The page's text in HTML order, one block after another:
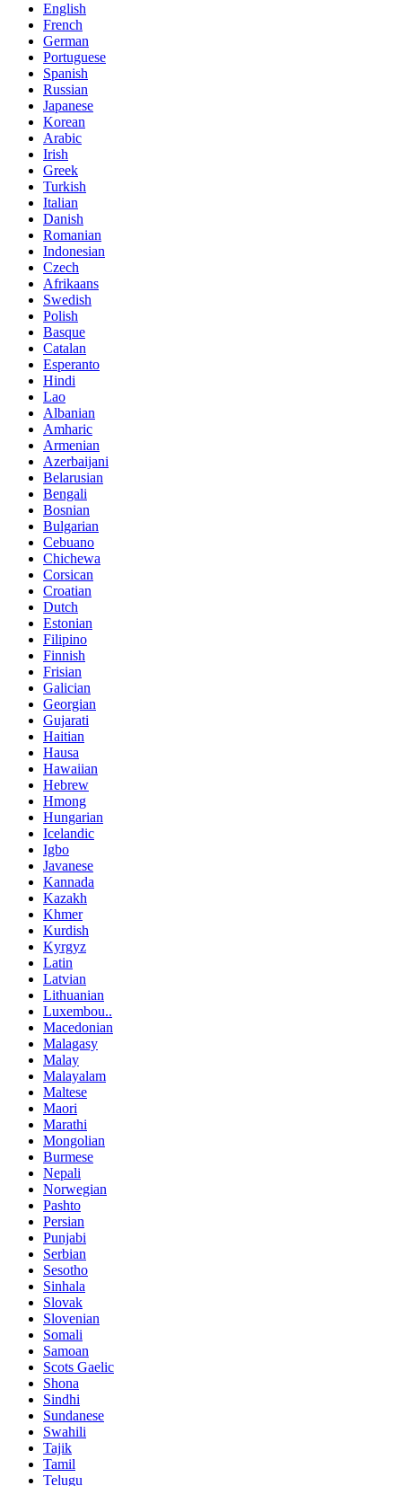
English
French
German
Portuguese
Spanish
Russian
Japanese
Korean
Arabic
Irish
Greek
Turkish
Italian
Danish
Romanian
Indonesian
Czech
Afrikaans
Swedish
Polish
Basque
Catalan
Esperanto
Hindi
Lao
Albanian
Amharic
Armenian
Azerbaijani
Belarusian
Bengali
Bosnian
Bulgarian
Cebuano
Chichewa
Corsican
Croatian
Dutch
Estonian
Filipino
Finnish
Frisian
Galician
Georgian
Gujarati
Haitian
Hausa
Hawaiian
Hebrew
Hmong
Hungarian
Icelandic
Igbo
Javanese
Kannada
Kazakh
Khmer
Kurdish
Kyrgyz
Latin
Latvian
Lithuanian
Luxembou..
Macedonian
Malagasy
Malay
Malayalam
Maltese
Maori
Marathi
Mongolian
Burmese
Nepali
Norwegian
Pashto
Persian
Punjabi
Serbian
Sesotho
Sinhala
Slovak
Slovenian
Somali
Samoan
Scots Gaelic
Shona
Sindhi
Sundanese
Swahili
Tajik
Tamil
Telugu